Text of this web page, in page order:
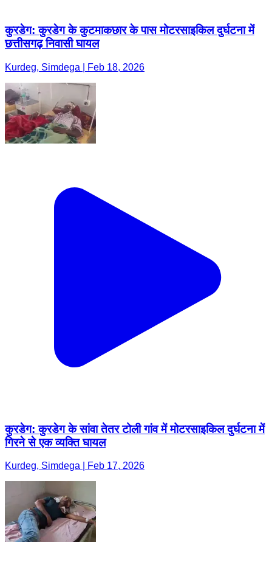
कुरडेग: कुरडेग के कुटमाकछार के पास मोटरसाइकिल दुर्घटना में
छत्तीसगढ़ निवासी घायल
Kurdeg, Simdega | Feb 18, 2026
कुरडेग: कुरडेग के सांवा तेतर टोली गांव में मोटरसाइकिल दुर्घटना में
गिरने से एक व्यक्ति घायल
Kurdeg, Simdega | Feb 17, 2026